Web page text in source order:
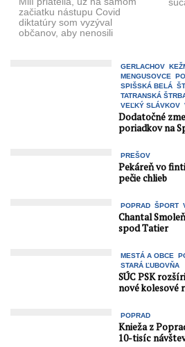
začiatku nástupu Covid
diktatúry som vyzýval
občanov, aby nenosili
GERLACHOV
MENGUSOVCE
SPIŠSKÁ BELÁ
TATRANSKÁ
VEĽKÝ SLÁVKOV
Dodatočné
poriadkov na
PREŠOV
Pekáreň vo
pečie chlieb
POPRAD ŠPORT
Chantal
spod Tatier
MESTÁ A OBCE
STARÁ ĽUBOVŇA
SÚC PSK
nové kolesové
POPRAD
Knieža z
10-tisíc